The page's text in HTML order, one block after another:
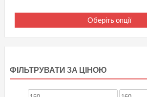
Оберіть опції
ФІЛЬТРУВАТИ ЗА ЦІНОЮ